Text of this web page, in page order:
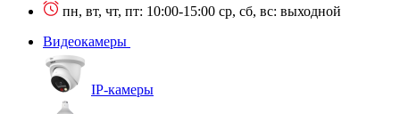
пн, вт, чт, пт: 10:00-15:00 ср, сб, вс: выходной
Видеокамеры
IP-камеры